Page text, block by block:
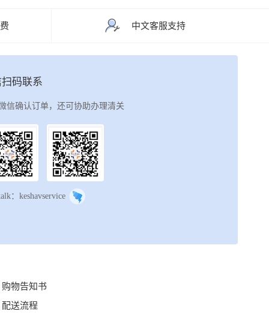
中文客服支持
码联系
信确认订单，还可协助办理清关
：keshavservice
购物告知书
配送流程